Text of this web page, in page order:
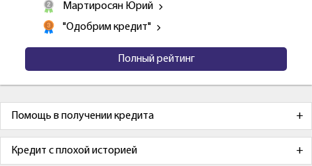
Мартиросян Юрий
"Одобрим кредит"
Полный рейтинг
Помощь в получении кредита
Кредит с плохой историей